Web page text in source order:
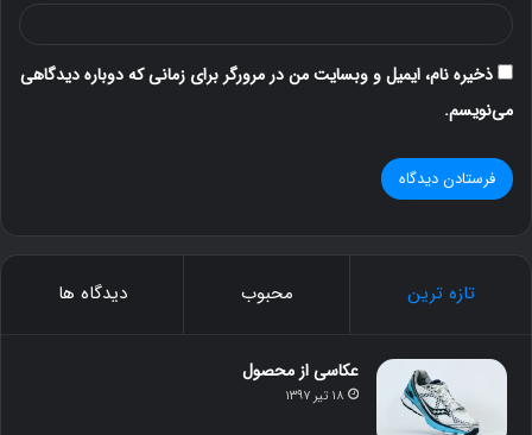
ذخیره نام، ایمیل و وبسایت من در مرورگر برای زمانی که دوباره دیدگاهی
می‌نویسم.
تازه ترین محبوب دیدگاه ها
عکاسی از محصول
۱۸ تیر ۱۳۹۷